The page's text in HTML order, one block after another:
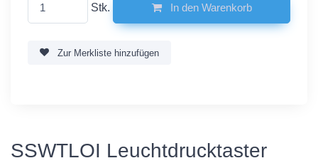
Stk. In den Warenkorb
Zur Merkliste hinzufügen
SSWTLOI Leuchtdrucktaster